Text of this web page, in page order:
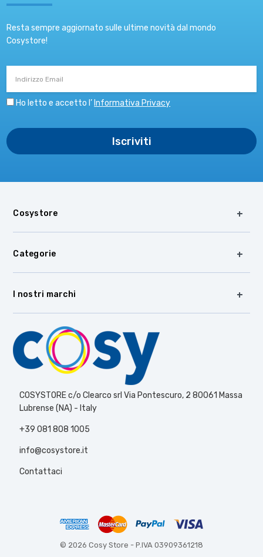
Resta sempre aggiornato sulle ultime novità dal mondo
Cosystore!
Ho letto e accetto l’ Informativa Privacy
Cosystore
Categorie
I nostri marchi
COSYSTORE c/o Clearco srl Via Pontescuro, 2 80061 Massa
Lubrense (NA) - Italy
+39 081 808 1005
info@cosystore.it
Contattaci
© 2026 Cosy Store - P.IVA 03909361218